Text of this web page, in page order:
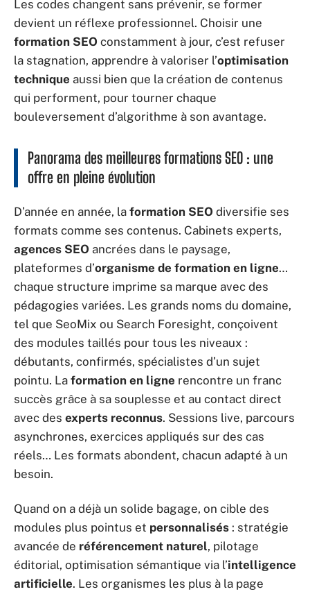
Les codes changent sans prévenir, se former
devient un réflexe professionnel. Choisir une
formation SEO constamment à jour, c’est refuser
la stagnation, apprendre à valoriser l’optimisation
technique aussi bien que la création de contenus
qui performent, pour tourner chaque
bouleversement d’algorithme à son avantage.
Panorama des meilleures formations SEO : une
offre en pleine évolution
D’année en année, la formation SEO diversifie ses
formats comme ses contenus. Cabinets experts,
agences SEO ancrées dans le paysage,
plateformes d’organisme de formation en ligne…
chaque structure imprime sa marque avec des
pédagogies variées. Les grands noms du domaine,
tel que SeoMix ou Search Foresight, conçoivent
des modules taillés pour tous les niveaux :
débutants, confirmés, spécialistes d’un sujet
pointu. La formation en ligne rencontre un franc
succès grâce à sa souplesse et au contact direct
avec des experts reconnus. Sessions live, parcours
asynchrones, exercices appliqués sur des cas
réels… Les formats abondent, chacun adapté à un
besoin.
Quand on a déjà un solide bagage, on cible des
modules plus pointus et personnalisés : stratégie
avancée de référencement naturel, pilotage
éditorial, optimisation sémantique via l’intelligence
artificielle. Les organismes les plus à la page